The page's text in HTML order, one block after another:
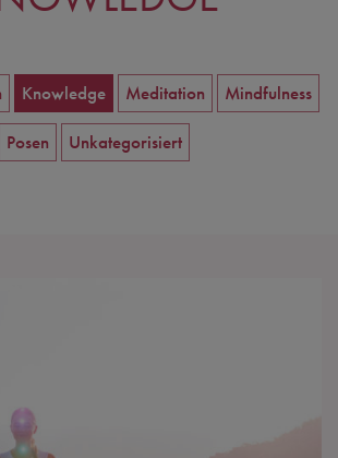
Knowledge Meditation Mindfulness
Posen Unkategorisiert